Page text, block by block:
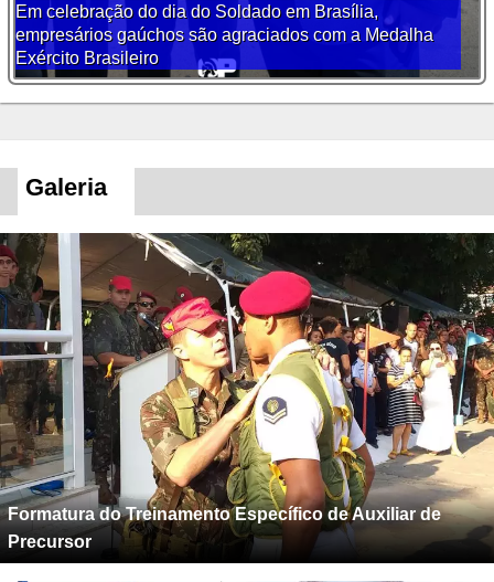
Em celebração do dia do Soldado em Brasília,
empresários gaúchos são agraciados com a Medalha
Exército Brasileiro
Galeria
Formatura do Treinamento Específico de Auxiliar de
Precursor